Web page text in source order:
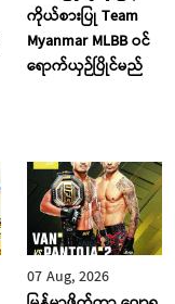
ကိုယ်စားပြု Team
Myanmar MLBB ဝင်
ရောက်ယှဉ်ပြိုင်မည်
07 Aug, 2026